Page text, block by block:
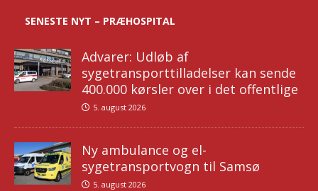
SENESTE NYT – PRÆHOSPITAL
Advarer: Udløb af
sygetransporttilladelser kan sende
400.000 kørsler over i det offentlige
5. august 2026
Ny ambulance og el-
sygetransportvogn til Samsø
5. august 2026